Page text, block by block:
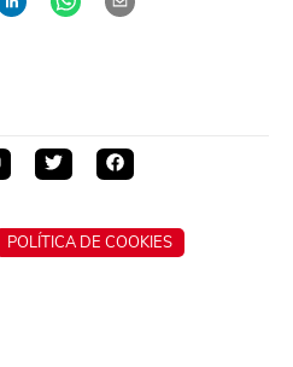
POLÍTICA DE COOKIES